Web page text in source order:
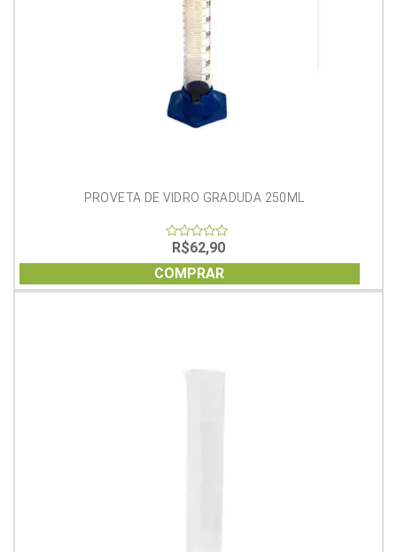
PROVETA DE VIDRO GRADUDA 250ML
of
5
R$62,90
COMPRAR